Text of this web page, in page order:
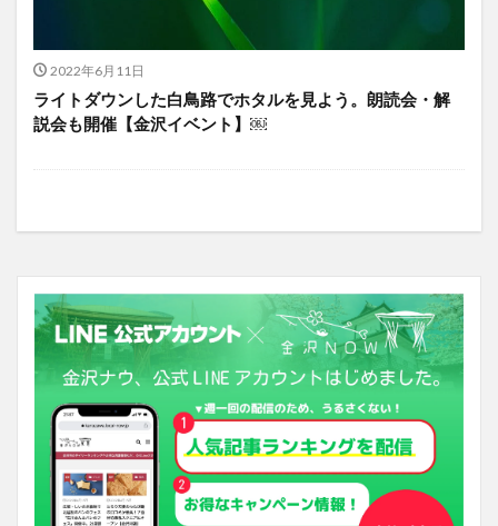
2022年6月11日
ライトダウンした白鳥路でホタルを見よう。朗読会・解
説会も開催【金沢イベント】￼